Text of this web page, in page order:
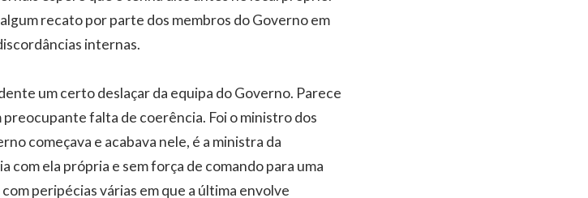
recato por parte dos membros do Governo em
internas.
um certo deslaçar da equipa do Governo. Parece
preocupante falta de coerência. Foi o ministro dos
começava e acabava nele, é a ministra da
ela própria e sem força de comando para uma
peripécias várias em que a última envolve